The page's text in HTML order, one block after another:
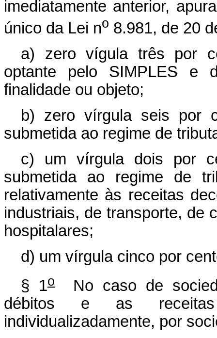
imediatamente anterior,
único da Lei no 8.981, de 20
a) zero vígula três por
optante pelo SIMPLES e
finalidade ou objeto;
b) zero vírgula seis por
submetida ao regime de
c) um vírgula dois por
submetida ao regime de
relativamente às receitas
industriais, de transporte, de
hospitalares;
d) um vírgula cinco por
§ 1o
No caso de
débitos e as receitas
individualizadamente, por